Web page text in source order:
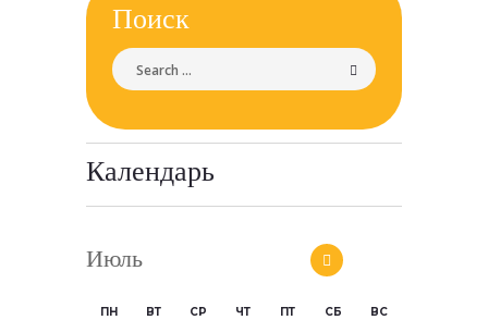
Поиск
Календарь
Июль
ПН ВТ СР ЧТ ПТ СБ ВС